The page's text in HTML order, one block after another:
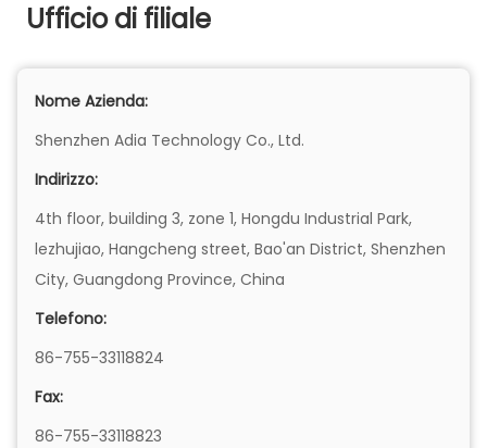
Ufficio di filiale
Nome Azienda:
Shenzhen Adia Technology Co., Ltd.
Indirizzo:
4th floor, building 3, zone 1, Hongdu Industrial Park,
lezhujiao, Hangcheng street, Bao'an District, Shenzhen
City, Guangdong Province, China
Telefono:
86-755-33118824
Fax:
86-755-33118823